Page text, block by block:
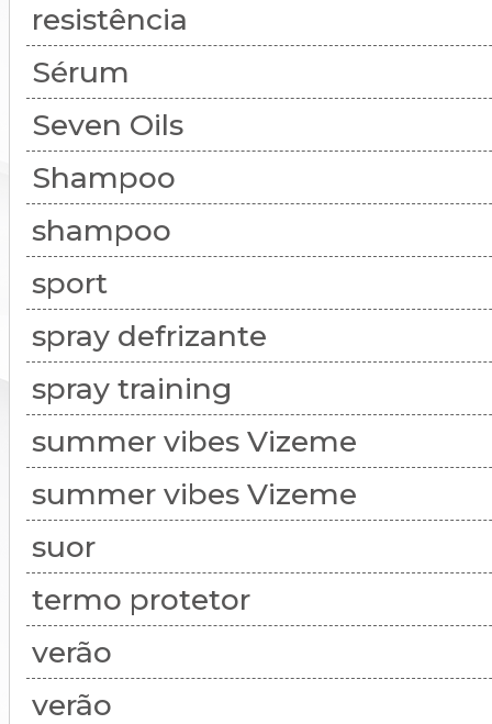
resistência
Sérum
Seven Oils
Shampoo
shampoo
sport
spray defrizante
spray training
summer vibes Vizeme
summer vibes Vizeme
suor
termo protetor
verão
verão